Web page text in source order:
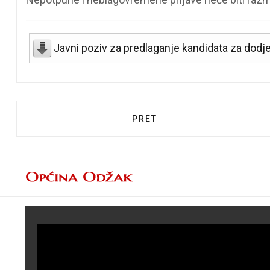
Javni poziv za predlaganje kandidata za
PRETHODNI ČLANAK:
PRET